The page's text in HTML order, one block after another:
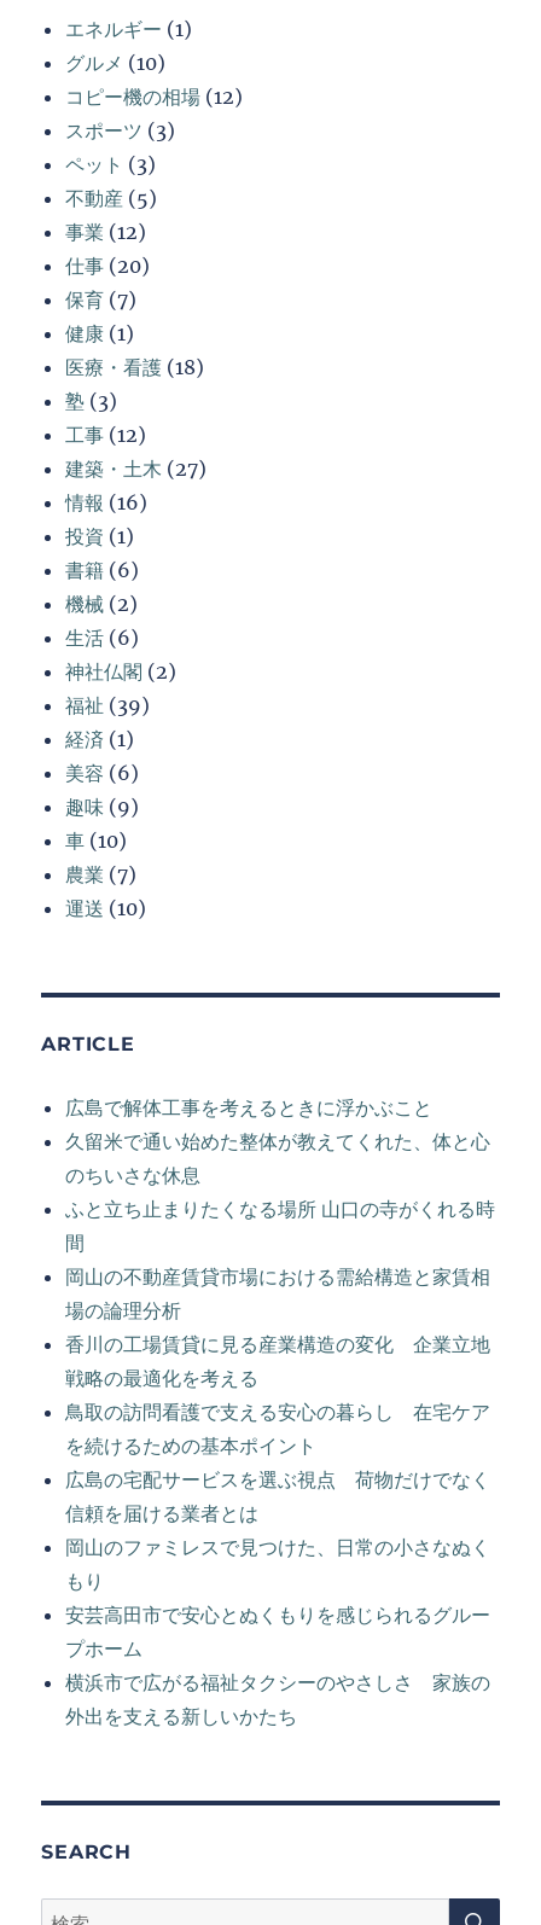
シ
ョ
ン
エネルギー (1)
グルメ (10)
コピー機の相場 (12)
スポーツ (3)
ペット (3)
不動産 (5)
事業 (12)
仕事 (20)
保育 (7)
健康 (1)
医療・看護 (18)
塾 (3)
工事 (12)
建築・土木 (27)
情報 (16)
投資 (1)
書籍 (6)
機械 (2)
生活 (6)
神社仏閣 (2)
福祉 (39)
経済 (1)
美容 (6)
趣味 (9)
車 (10)
農業 (7)
運送 (10)
ARTICLE
広島で解体工事を考えるときに浮かぶこと
久留米で通い始めた整体が教えてくれた、体と心
のちいさな休息
ふと立ち止まりたくなる場所 山口の寺がくれる時
間
岡山の不動産賃貸市場における需給構造と家賃相
場の論理分析
香川の工場賃貸に見る産業構造の変化 企業立地
戦略の最適化を考える
鳥取の訪問看護で支える安心の暮らし 在宅ケア
を続けるための基本ポイント
広島の宅配サービスを選ぶ視点 荷物だけでなく
信頼を届ける業者とは
岡山のファミレスで見つけた、日常の小さなぬく
もり
安芸高田市で安心とぬくもりを感じられるグルー
プホーム
横浜市で広がる福祉タクシーのやさしさ 家族の
外出を支える新しいかたち
SEARCH
検
検